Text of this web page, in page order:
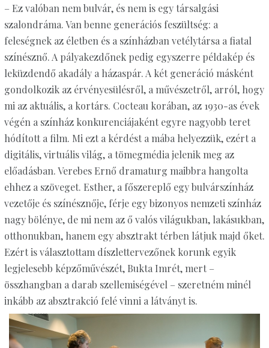
– Ez valóban nem bulvár, és nem is egy társalgási
szalondráma. Van benne generációs feszültség: a
feleségnek az életben és a színházban vetélytársa a fiatal
színésznő. A pályakezdőnek pedig egyszerre példakép és
leküzdendő akadály a házaspár. A két generáció másként
gondolkozik az érvényesülésről, a művészetről, arról, hogy
mi az aktuális, a kortárs. Cocteau korában, az 1930-as évek
végén a színház konkurenciájaként egyre nagyobb teret
hódított a film. Mi ezt a kérdést a mába helyezzük, ezért a
digitális, virtuális világ, a tömegmédia jelenik meg az
előadásban. Verebes Ernő dramaturg maibbra hangolta
ehhez a szöveget. Esther, a főszereplő egy bulvárszínház
vezetője és színésznője, férje egy bizonyos nemzeti színház
nagy bölénye, de mi nem az ő valós világukban, lakásukban,
otthonukban, hanem egy absztrakt térben látjuk majd őket.
Ezért is választottam díszlettervezőnek korunk egyik
legjelesebb képzőművészét, Bukta Imrét, mert –
összhangban a darab szellemiségével – szeretném minél
inkább az absztrakció felé vinni a látványt is.